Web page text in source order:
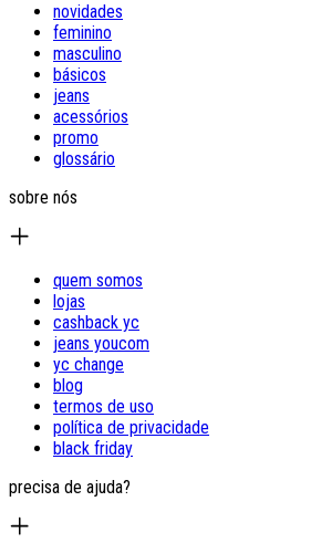
novidades
feminino
masculino
básicos
jeans
acessórios
promo
glossário
sobre nós
quem somos
lojas
cashback yc
jeans youcom
yc change
blog
termos de uso
política de privacidade
black friday
precisa de ajuda?